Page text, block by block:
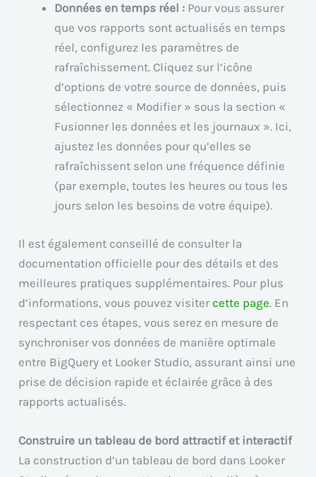
Données en temps réel : Pour vous assurer
que vos rapports sont actualisés en temps
réel, configurez les paramètres de
rafraîchissement. Cliquez sur l’icône
d’options de votre source de données, puis
sélectionnez « Modifier » sous la section «
Fusionner les données et les journaux ». Ici,
ajustez les données pour qu’elles se
rafraîchissent selon une fréquence définie
(par exemple, toutes les heures ou tous les
jours selon les besoins de votre équipe).
Il est également conseillé de consulter la
documentation officielle pour des détails et des
meilleures pratiques supplémentaires. Pour plus
d’informations, vous pouvez visitercette page. En
respectant ces étapes, vous serez en mesure de
synchroniser vos données de manière optimale
entre BigQuery et Looker Studio, assurant ainsi une
prise de décision rapide et éclairée grâce à des
rapports actualisés.
Construire un tableau de bord attractif et interactif
La construction d’un tableau de bord dans Looker